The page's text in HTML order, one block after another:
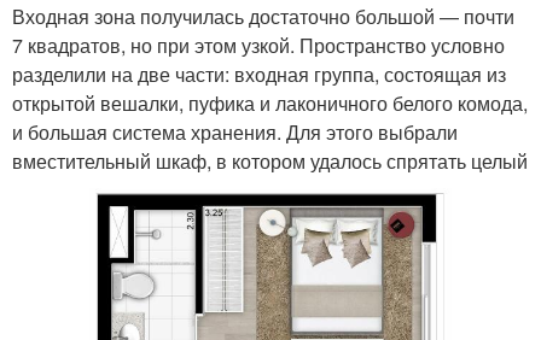
Входная зона получилась достаточно большой — почти
7 квадратов, но при этом узкой. Пространство условно
разделили на две части: входная группа, состоящая из
открытой вешалки, пуфика и лаконичного белого комода,
и большая система хранения. Для этого выбрали
вместительный шкаф, в котором удалось спрятать целый